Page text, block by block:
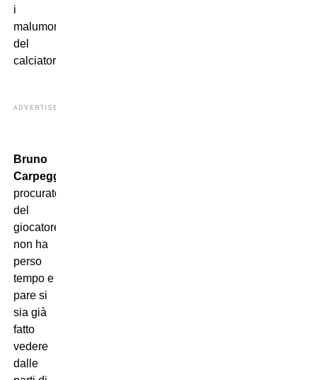
i
malumori
del
calciatore.
ADVERTISEMENT
Bruno
Carpeggiani
procuratore
del
giocatore,
non ha
perso
tempo e
pare si
sia già
fatto
vedere
dalle